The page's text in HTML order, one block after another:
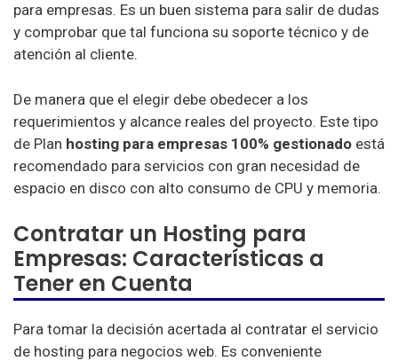
para empresas. Es un buen sistema para salir de dudas
y comprobar que tal funciona su soporte técnico y de
atención al cliente.
De manera que el elegir debe obedecer a los
requerimientos y alcance reales del proyecto. Este tipo
de Plan hosting para empresas 100% gestionado está
recomendado para servicios con gran necesidad de
espacio en disco con alto consumo de CPU y memoria.
Contratar un Hosting para
Empresas: Características a
Tener en Cuenta
Para tomar la decisión acertada al contratar el servicio
de hosting para negocios web. Es conveniente